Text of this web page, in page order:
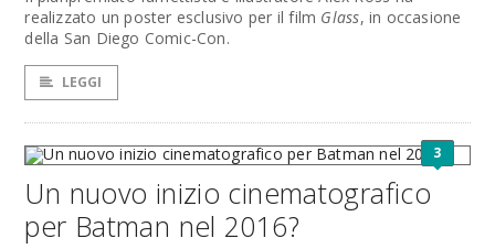
realizzato un poster esclusivo per il film Glass, in occasione
della San Diego Comic-Con.
LEGGI
3
Un nuovo inizio cinematografico
per Batman nel 2016?